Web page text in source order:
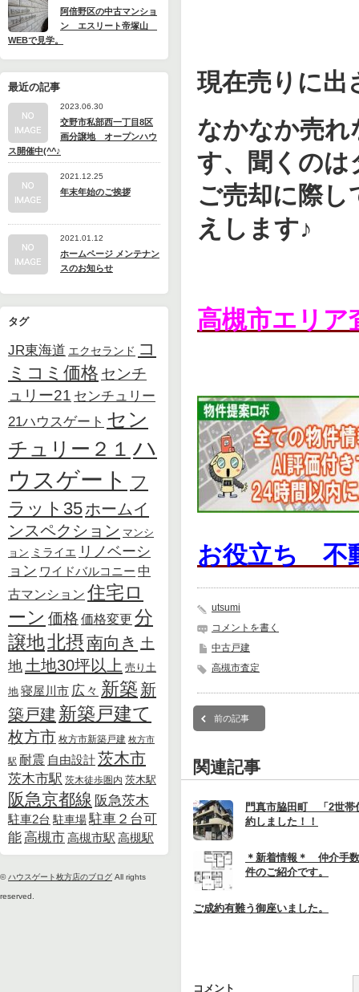
阿倍野区の中古マンショ
ン エスリート帝塚山
WEBで見学。
最近の記事
2023.06.30
交野市私部西一丁目8区
画分譲地 オープンハウ
ス開催中(^^♪
2021.12.25
年末年始のご挨拶
2021.01.12
ホームページ メンテナン
スのお知らせ
タグ
JR東海道 エクセランド コ
ミコミ価格 センチ
ュリー21 センチュリー
21ハウスゲート セン
チュリー２１ ハ
ウスゲート フ
ラット35ホームイ
ンスペクション マンシ
ョン ミライエ リノベーシ
ョン ワイドバルコニー 中
古マンション 住宅ロ
ーン 価格 価格変更 分
譲地北摂南向き 土
地 土地30坪以上 売り土
地 寝屋川市 広々 新築 新
築戸建 新築戸建て
枚方市 枚方市新築戸建 枚方市
駅 耐震 自由設計茨木市
茨木市駅 茨木徒歩圏内 茨木駅
阪急京都線 阪急茨木
駐車2台 駐車場駐車２台可
能高槻市高槻市駅 高槻駅
©ハウスゲート枚方店のブログ All rights
reserved.
現在売りに出
なかなか売れ
す、聞くのは
ご売却に際
えします♪
高槻市エリア
お役立ち 不
utsumi
コメントを書く
中古戸建
高槻市査定
前の記事
関連記事
門真市脇田町 「2世
約しました！！
＊新着情報＊ 仲介手
件のご紹介です。
ご成約有難う御座いました。
コメント